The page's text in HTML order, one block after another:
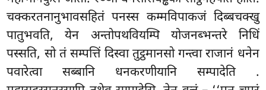
चक्करतनानुभावसहितं पनस्स कम्मविपाकजं दिब्बचक्खु
पातुभवति, येन अन्तोपथवियम्पि योजनब्भन्तरे निधिं
पस्सति, सो तं सम्पत्तिं दिस्वा तुट्ठमानसो गन्त्वा राजानं धनेन
पवारेत्वा सब्बानि धनकरणीयानि सम्पादेति .